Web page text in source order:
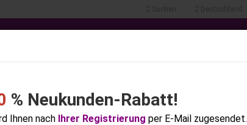
% Neukunden-Rabatt!
Ihnen nach Ihrer Registrierung per E-Mail zugesendet.